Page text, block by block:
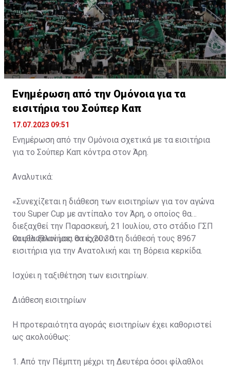
Ενημέρωση από την Ομόνοια για τα
εισιτήρια του Σούπερ Καπ
17.07.2023 09:51
Ενημέρωση από την Ομόνοια σχετικά με τα εισιτήρια
για το Σούπερ Καπ κόντρα στον Άρη.
Αναλυτικά:
«Συνεχίζεται η διάθεση των εισιτηρίων για τον αγώνα
του Super Cup με αντίπαλο τον Άρη, ο οποίος θα
διεξαχθεί την Παρασκευή, 21 Ιουλίου, στο στάδιο ΓΣΠ
και θα ξεκινήσει στις 20:30.
Οι φίλαθλοί μας θα έχουν στη διάθεσή τους 8967
εισιτήρια για την Ανατολική και τη Βόρεια κερκίδα.
Ισχύει η ταξιθέτηση των εισιτηρίων.
Διάθεση εισιτηρίων
Η προτεραιότητα αγοράς εισιτηρίων έχει καθοριστεί
ως ακολούθως:
1. Από την Πέμπτη μέχρι τη Δευτέρα όσοι φίλαθλοι